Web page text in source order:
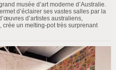
musée d’art moderne d’Australie.
d’éclairer ses vastes salles par la
d’artistes australiens,
un melting-pot très surprenant